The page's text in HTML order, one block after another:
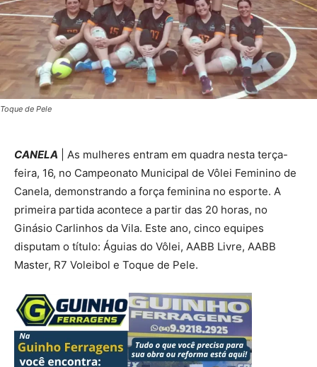
Toque de Pele
CANELA | As mulheres entram em quadra nesta terça-
feira, 16, no Campeonato Municipal de Vôlei Feminino de
Canela, demonstrando a força feminina no esporte. A
primeira partida acontece a partir das 20 horas, no
Ginásio Carlinhos da Vila. Este ano, cinco equipes
disputam o título: Águias do Vôlei, AABB Livre, AABB
Master, R7 Voleibol e Toque de Pele.